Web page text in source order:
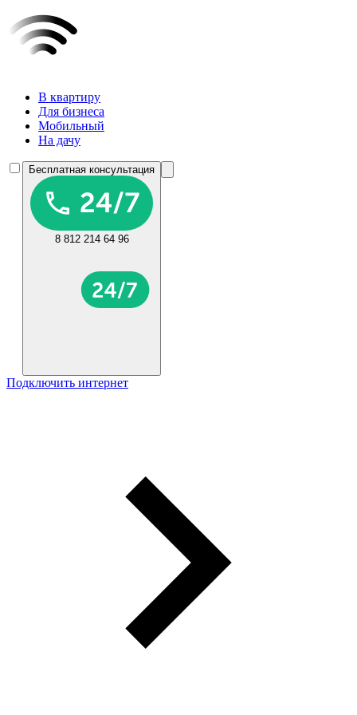
В квартиру
Для бизнеса
Мобильный
На дачу
Бесплатная консультация
8 812 214 64 96
Подключить интернет